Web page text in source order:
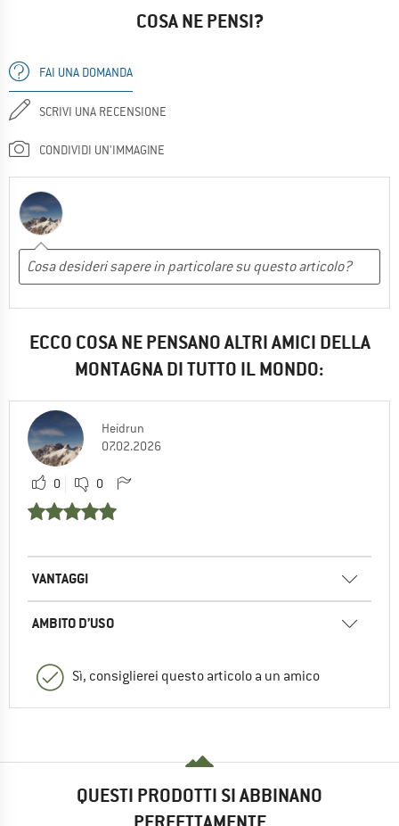
COSA NE PENSI?
FAI UNA DOMANDA
SCRIVI UNA RECENSIONE
CONDIVIDI UN'IMMAGINE
ECCO COSA NE PENSANO ALTRI AMICI DELLA
MONTAGNA DI TUTTO IL MONDO:
Heidrun
07.02.2026
0 0
VANTAGGI
AMBITO D’USO
Sì, consiglierei questo articolo a un amico
QUESTI PRODOTTI SI ABBINANO